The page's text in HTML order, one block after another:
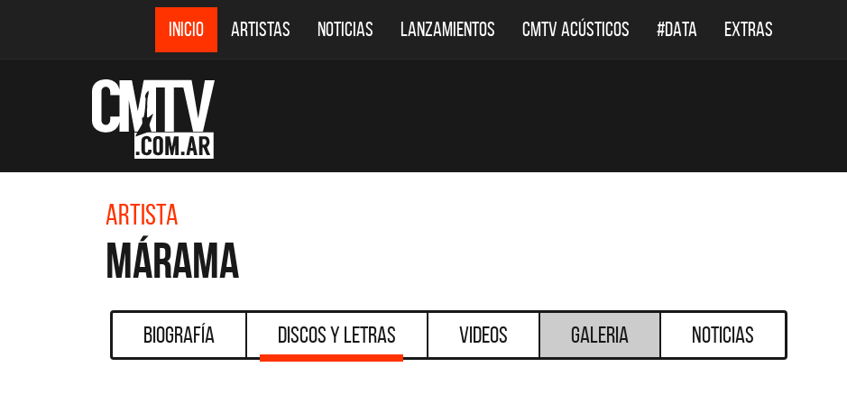
INICIO ARTISTAS NOTICIAS LANZAMIENTOS CMTV ACÚSTICOS #DATA EXTRAS
Artista
Márama
Biografía Discos y Letras Videos Galeria Noticias
DESTACADOS DESTACADOS DESTACADOS